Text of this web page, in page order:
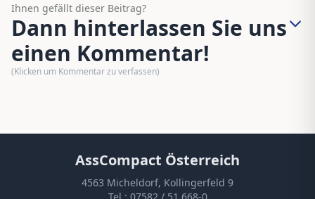
Ihnen gefällt dieser Beitrag?
Dann hinterlassen Sie uns
einen Kommentar!
(Klicken um Kommentar zu verfassen)
AssCompact Österreich
4563 Micheldorf, Kollingerfeld 9